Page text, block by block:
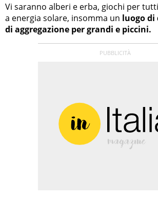
Vi saranno alberi e erba, giochi per
a energia solare, insomma un luogo
di aggregazione per grandi e piccini.